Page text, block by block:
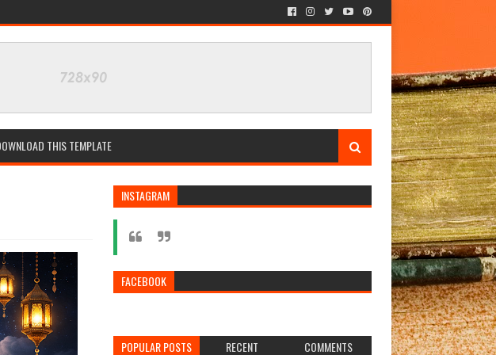
THIS TEMPLATE
INSTAGRAM
FACEBOOK
POPULAR POSTS RECENT COMMENTS